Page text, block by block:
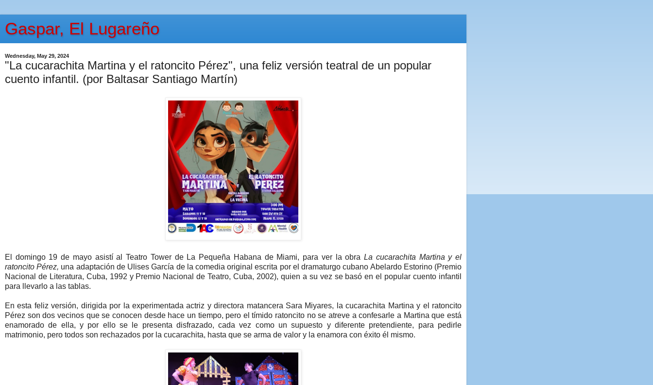
Gaspar, El Lugareño
Wednesday, May 29, 2024
"La cucarachita Martina y el ratoncito Pérez", una feliz versión teatral de un popular
cuento infantil. (por Baltasar Santiago Martín)
El domingo 19 de mayo asistí al Teatro Tower de La Pequeña Habana de Miami, para ver la obraLa cucarachita Martina y el
ratoncito Pérez, una adaptación de Ulises García de la comedia original escrita por el dramaturgo cubano Abelardo Estorino (Premio
Nacional de Literatura, Cuba, 1992 y Premio Nacional de Teatro, Cuba, 2002), quien a su vez se basó en el popular cuento infantil
para llevarlo a las tablas.
En esta feliz versión, dirigida por la experimentada actriz y directora matancera Sara Miyares, la cucarachita Martina y el ratoncito
Pérez son dos vecinos que se conocen desde hace un tiempo, pero el tímido ratoncito no se atreve a confesarle a Martina que está
enamorado de ella, y por ello se le presenta disfrazado, cada vez como un supuesto y diferente pretendiente, para pedirle
matrimonio, pero todos son rechazados por la cucarachita, hasta que se arma de valor y la enamora con éxito él mismo.